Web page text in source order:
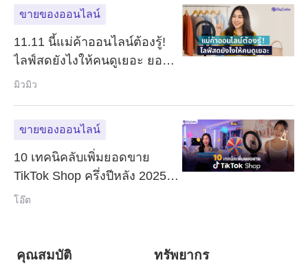
ขายของออนไลน์
11.11 นี้แม่ค้าออนไลน์ต้องรู้!
ไลฟ์สดยังไงให้คนดูเยอะ ยอด
ขายพุ่ง
มิวมิว
ขายของออนไลน์
10 เทคนิคลับเพิ่มยอดขาย
TikTok Shop ครึ่งปีหลัง 2025 ที่
ร้านดังไม่เคยบอกคุณ!
โอ๊ต
คุณสมบัติ ทรัพยากร